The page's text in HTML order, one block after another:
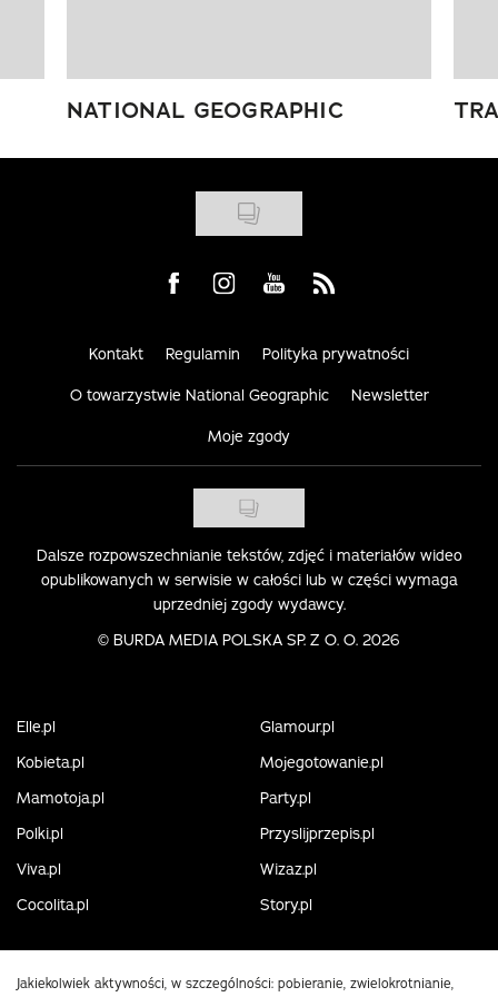
NATIONAL GEOGRAPHIC
Visit us on Facebook
Visit us on Instagram
Visit us on Youtube
Visit us on Rss
Kontakt Regulamin Polityka prywatności
O towarzystwie National Geographic Newsletter
Moje zgody
Dalsze rozpowszechnianie tekstów, zdjęć i materiałów wideo
opublikowanych w serwisie w całości lub w części wymaga
uprzedniej zgody wydawcy.
© BURDA MEDIA POLSKA SP. Z O. O. 2026
Elle.pl
Glamour.pl
Kobieta.pl
Mojegotowanie.pl
Mamotoja.pl
Party.pl
Polki.pl
Przyslijprzepis.pl
Viva.pl
Wizaz.pl
Cocolita.pl
Story.pl
Jakiekolwiek aktywności, w szczególności: pobieranie, zwielokrotnianie,